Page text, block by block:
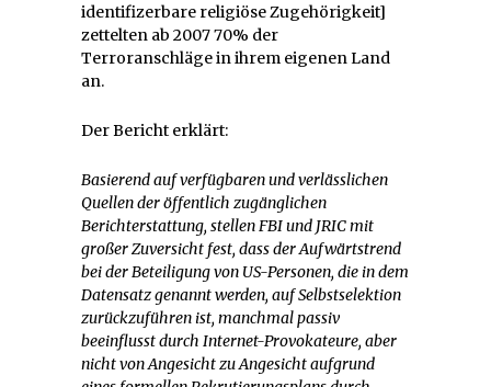
identifizerbare religiöse Zugehörigkeit]
zettelten ab 2007 70% der
Terroranschläge in ihrem eigenen Land
an.
Der Bericht erklärt:
Basierend auf verfügbaren und verlässlichen
Quellen der öffentlich zugänglichen
Berichterstattung, stellen FBI und JRIC mit
großer Zuversicht fest, dass der Aufwärtstrend
bei der Beteiligung von US-Personen, die in dem
Datensatz genannt werden, auf Selbstselektion
zurückzuführen ist, manchmal passiv
beeinflusst durch Internet-Provokateure, aber
nicht von Angesicht zu Angesicht aufgrund